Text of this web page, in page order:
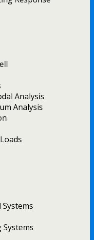
Analysis
Analysis
Systems